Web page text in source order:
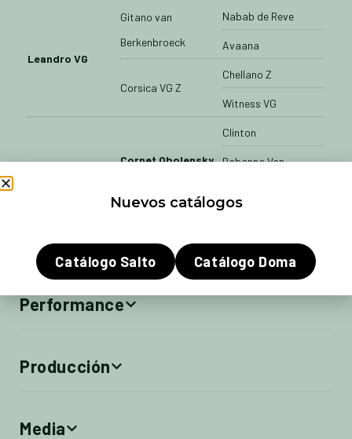
Performance
Producción
Media
Leandro VG
Gitano van
Berkenbroeck
Nabab de Reve
Avaana
Corsica VG Z
Chellano Z
Witness VG
Cornet Obolensky
Clinton
Rabanna Van
Tiorita
Nuevos catálogos
Catálogo Salto Catálogo Doma